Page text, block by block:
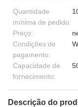
Quantidade
mínima de pedido:
Preço:
Condições de
pagamento:
Capacidade de
fornecimento:
Descrição do